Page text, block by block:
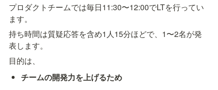
プロダクトチームでは毎日11:30〜12:00でLTを行ってい
ます。
持ち時間は質疑応答を含め1人15分ほどで、1〜2名が発
表します。
目的は、
チームの開発力を上げるため